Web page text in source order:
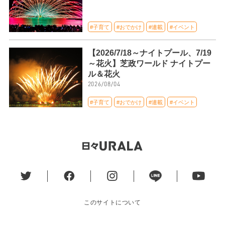
#子育て #おでかけ #連載 #イベント
【2026/7/18～ナイトプール、7/19
～花火】芝政ワールド ナイトプー
ル＆花火
2026/08/04
#子育て #おでかけ #連載 #イベント
このサイトについて